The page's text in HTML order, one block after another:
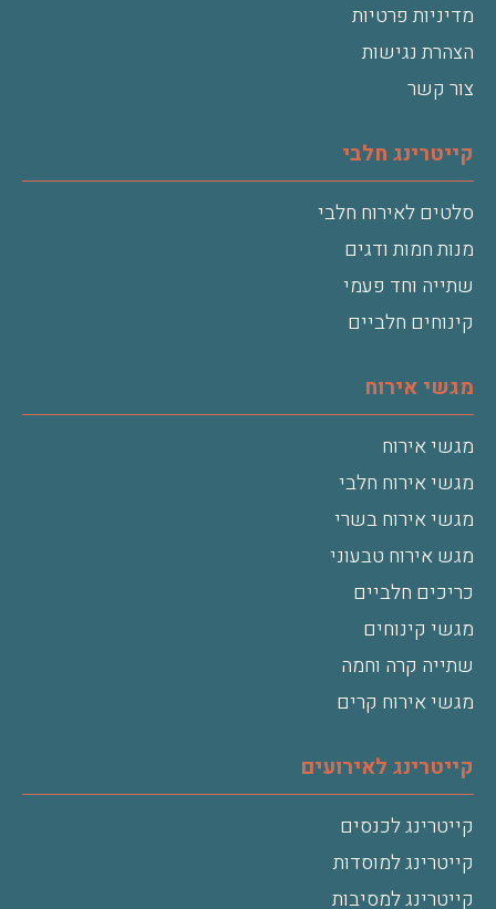
מדיניות פרטיות
הצהרת נגישות
צור קשר
קייטרינג חלבי
סלטים לאירוח חלבי
מנות חמות ודגים
שתייה וחד פעמי
קינוחים חלביים
מגשי אירוח
מגשי אירוח
מגשי אירוח חלבי
מגשי אירוח בשרי
מגש אירוח טבעוני
כריכים חלביים
מגשי קינוחים
שתייה קרה וחמה
מגשי אירוח קרים
קייטרינג לאירועים
קייטרינג לכנסים
קייטרינג למוסדות
קייטרינג למסיבות